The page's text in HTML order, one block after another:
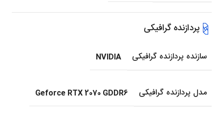
پردازنده گرافیکی
سازنده پردازنده گرافیکی NVIDIA
مدل پردازنده گرافیکی Geforce RTX 2070 GDDR6